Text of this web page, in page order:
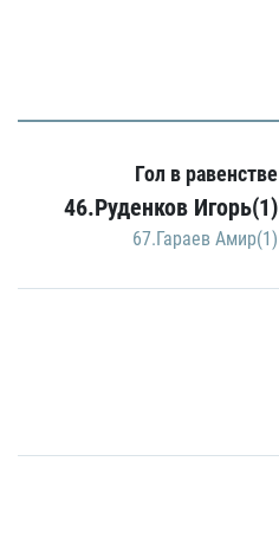
Гол в равенстве
46.Руденков Игорь(1)
67.Гараев Амир(1)